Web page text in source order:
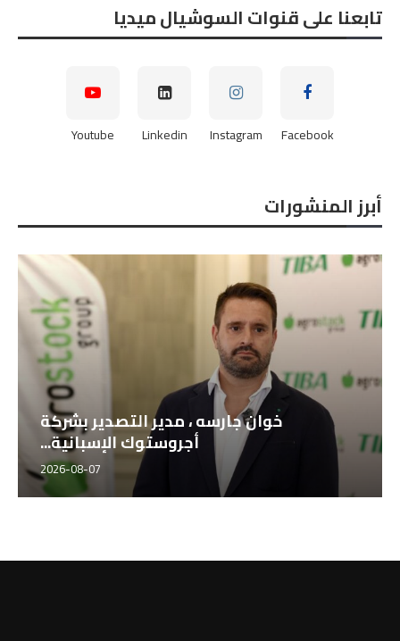
تابعنا على قنوات السوشيال ميديا
Facebook
Instagram
Linkedin
Youtube
أبرز المنشورات
خوان جارسه ، مدير التصدير بشركة
أجروستوك الإسبانية...
2026-08-07